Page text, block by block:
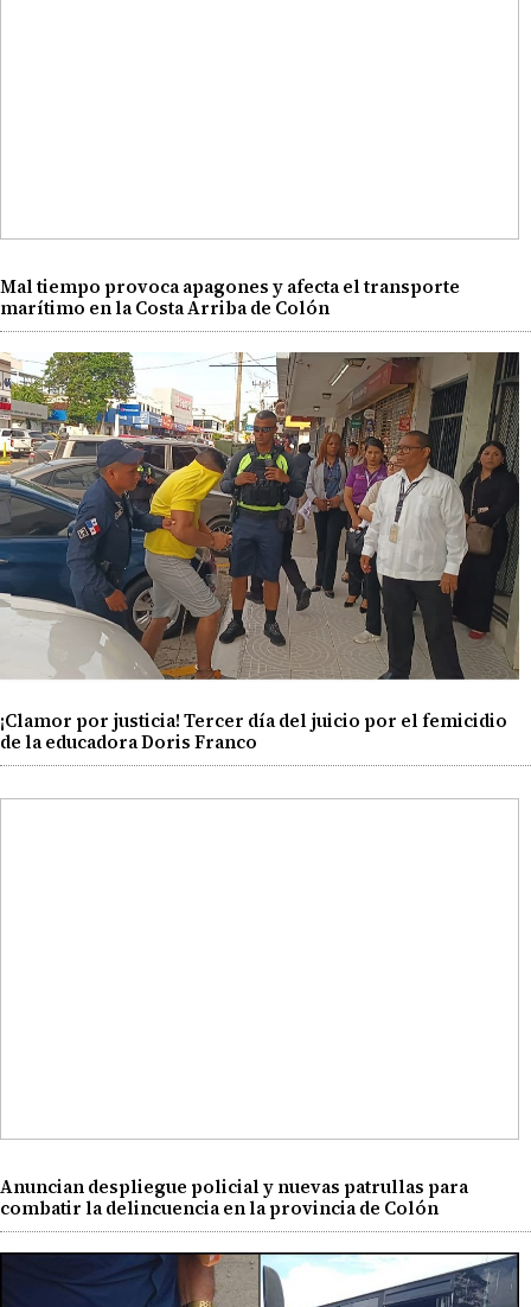
Mal tiempo provoca apagones y afecta el transporte
marítimo en la Costa Arriba de Colón
¡Clamor por justicia! Tercer día del juicio por el femicidio
de la educadora Doris Franco
Anuncian despliegue policial y nuevas patrullas para
combatir la delincuencia en la provincia de Colón